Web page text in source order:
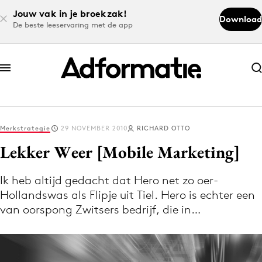
Jouw vak in je broekzak!
De beste leeservaring met de app
Download
Abonneer nu
Abonneer nu
Log in
Download de app
Volg het laatste nieuws via de Adformatie
Nieuws app
Merkstrategie 29 NOVEMBER 2010 RICHARD OTTO
Lekker Weer [Mobile Marketing]
Ik heb altijd gedacht dat Hero net zo oer-
Hollandswas als Flipje uit Tiel. Hero is echter een
van oorspong Zwitsers bedrijf, die in…